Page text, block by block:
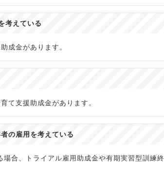
考えている
成金があります。
て支援助成金があります。
の雇用を考えている
合、トライアル雇用助成金や有期実習型訓練終